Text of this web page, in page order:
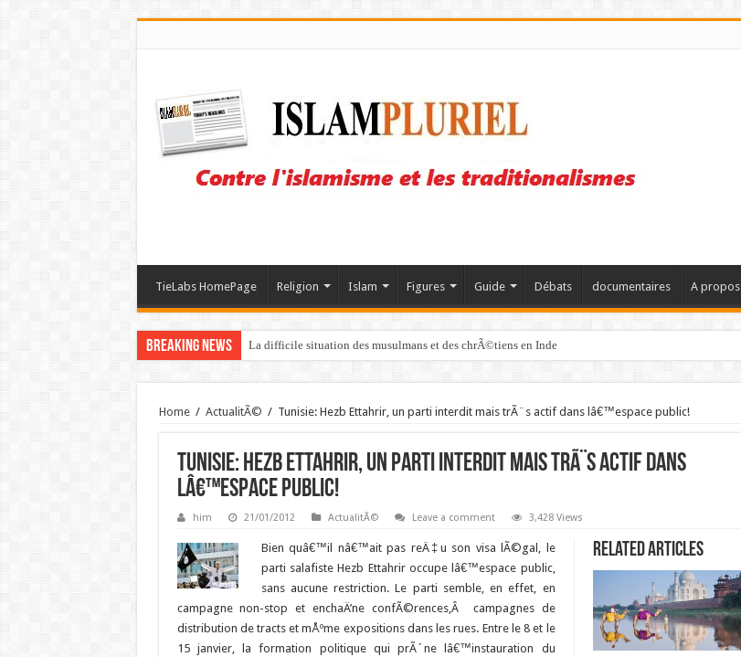
TieLabs HomePage Religion Islam Figures Guide Débats documentaires A propos
Breaking News La difficile situation des musulmans et des chrÃ©tiens en Inde
Home / ActualitÃ© / Tunisie: Hezb Ettahrir, un parti interdit mais trÃ¨s actif dans lâ€™espace public!
Tunisie: Hezb Ettahrir, un parti interdit mais trÃ¨s actif dans
lâ€™espace public!
him 21/01/2012 ActualitÃ© Leave a comment 3,428 Views
Related Articles
Bien quâ€™il nâ€™ait pas reÄ‡u son visa lÃ©gal, le
parti salafiste Hezb Ettahrir occupe lâ€™espace public,
sans aucune restriction. Le parti semble, en effet, en
campagne non-stop et enchaÄ’ne confÃ©rences,Â campagnes de
distribution de tracts et mÅºme expositions dans les rues. Entre le 8 et le
15 janvier, la formation politique qui prÃ´ne lâ€™instauration du